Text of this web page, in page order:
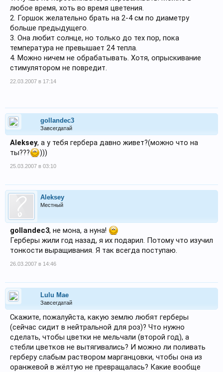
любое время, хоть во время цветения.
2. Горшок желательно брать на 2-4 см по диаметру
больше предыдущего.
3. Она любит солнце, но только до тех пор, пока
температура не превышает 24 тепла.
4. Можно ничем не обрабатывать. Хотя, опрыскивание
стимулятором не повредит.
22.03.2007 в 17:14
gollandec3
Завсегдатай
Aleksey, а у тебя гербера давно живет?(можно что на
ты???
)))
25.03.2007 в 03:10
Aleksey
Местный
gollandec3, не мона, а нуна!
Герберы жили год назад, я их подарил. Потому что изучил
тонкости выращивания. Я так всегда поступаю.
26.03.2007 в 14:46
Lulu Mae
Завсегдатай
Скажите, пожалуйста, какую землю любят герберы
(сейчас сидит в нейтральной для роз)? Что нужно
сделать, чтобы цветки не мельчали (второй год), а
стебли цветков не вытягивались? И можно ли поливать
герберу слабым раствором марганцовки, чтобы она из
оранжевой в жёлтую не превращалась? Какие вообще